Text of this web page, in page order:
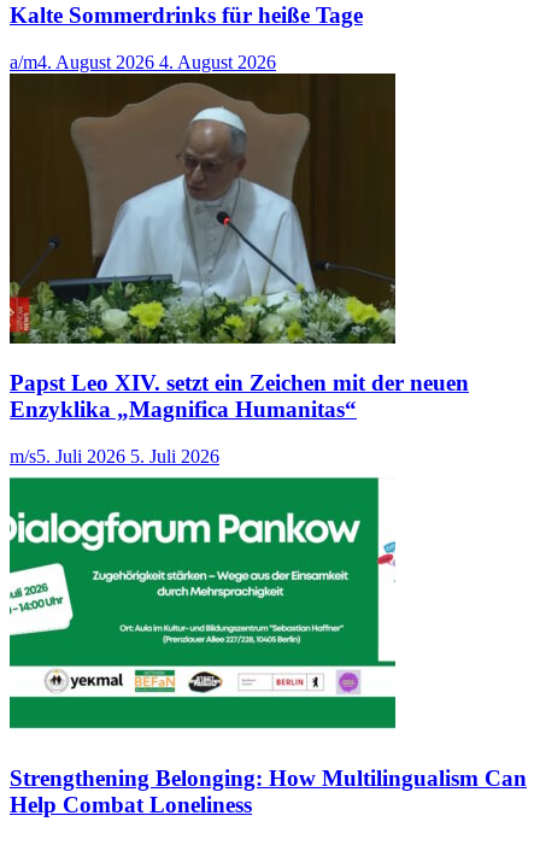
Kalte Sommerdrinks für heiße Tage
a/m4. August 2026 4. August 2026
Papst Leo XIV. setzt ein Zeichen mit der neuen
Enzyklika „Magnifica Humanitas“
m/s5. Juli 2026 5. Juli 2026
Strengthening Belonging: How Multilingualism Can
Help Combat Loneliness